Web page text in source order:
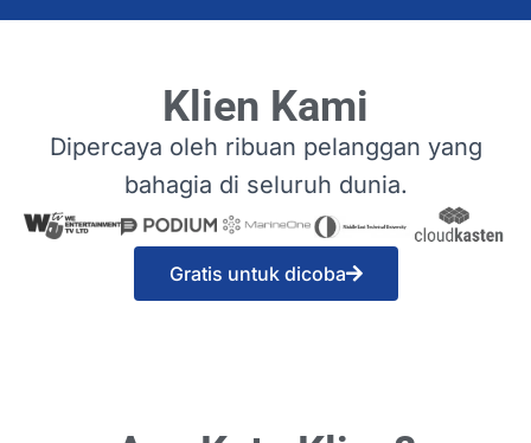
Klien Kami
Dipercaya oleh ribuan pelanggan yang
bahagia di seluruh dunia.
Gratis untuk dicoba